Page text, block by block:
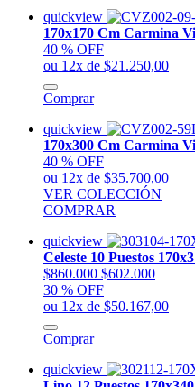
quickview
170x170 Cm Carmina
40 % OFF
ou 12x de $21.250,00
Comprar
quickview
170x300 Cm Carmina
40 % OFF
ou 12x de $35.700,00
VER COLECCIÓN
COMPRAR
quickview
Celeste 10 Puestos
$860.000 $602.000
30 % OFF
ou 12x de $50.167,00
Comprar
quickview